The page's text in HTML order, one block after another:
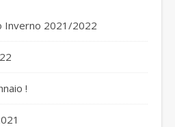
Inverno 2021/2022
!